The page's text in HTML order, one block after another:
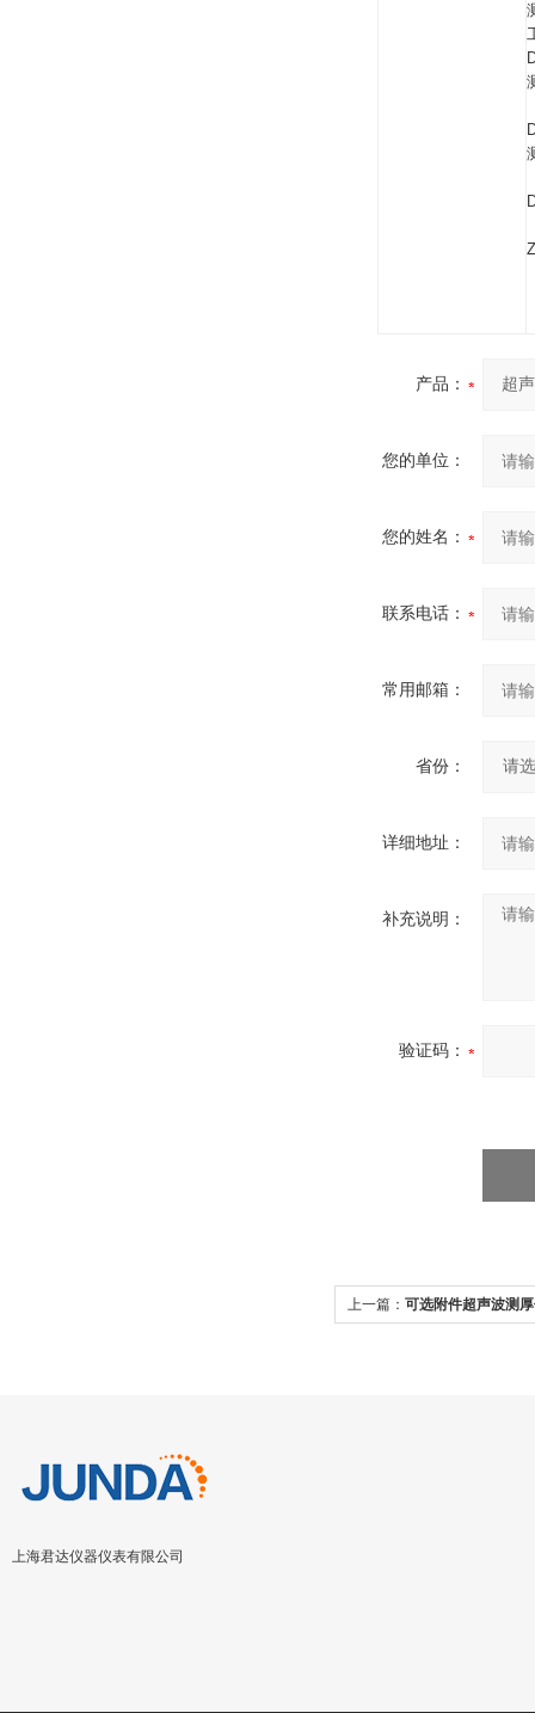
产品：
您的单位：
您的姓名：
联系电话：
常用邮箱：
省份：
详细地址：
补充说明：
验证码：
上一篇： 可选附件超声波测
上海君达仪器仪表有限公司